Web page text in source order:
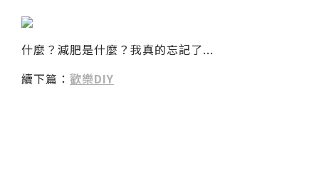
什麼？減肥是什麼？我真的忘記了...
續下篇： 歡樂DIY